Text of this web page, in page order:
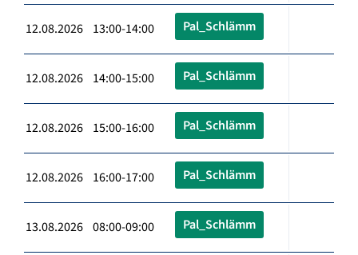
12.08.2026 13:00-14:00 Pal_Schlämm
12.08.2026 14:00-15:00 Pal_Schlämm
12.08.2026 15:00-16:00 Pal_Schlämm
12.08.2026 16:00-17:00 Pal_Schlämm
13.08.2026 08:00-09:00 Pal_Schlämm